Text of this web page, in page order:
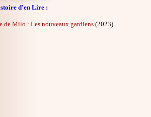
d'en Lire :
de Milo : Les nouveaux gardiens(2023)